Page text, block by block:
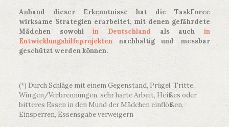
Anhand dieser Erkenntnisse hat die TaskForce
wirksame Strategien erarbeitet, mit denen gefährdete
Mädchen sowohlin Deutschland als auchin
Entwicklungshilfeprojektennachhaltig und messbar
geschützt werden können.
(*) Durch Schläge mit einem Gegenstand, Prügel, Tritte,
Würgen/Verbrennungen, sehr harte Arbeit, Heißes oder
bitteres Essen in den Mund der Mädchen einflößen,
Einsperren, Essensgabe verweigern